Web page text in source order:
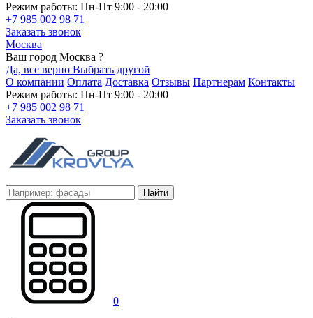
Режим работы: Пн-Пт 9:00 - 20:00
+7 985 002 98 71
Заказать звонок
Москва
Ваш город Москва ?
Да, все верно Выбрать другой
О компании Оплата Доставка Отзывы Партнерам Контакты
Режим работы: Пн-Пт 9:00 - 20:00
+7 985 002 98 71
Заказать звонок
Найти
0